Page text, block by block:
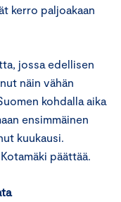
kerro paljoakaan
jossa edellisen
näin vähän
kohdalla aika
ensimmäinen
kuukausi.
päättää.